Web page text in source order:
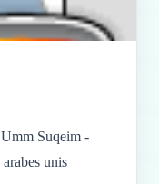
Suqeim -
unis